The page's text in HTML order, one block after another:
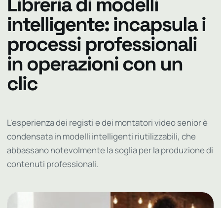
intelligente: incapsula i
processi professionali
in operazioni con un
clic
L'esperienza dei registi e dei montatori video senior è
condensata in modelli intelligenti riutilizzabili, che
abbassano notevolmente la soglia per la produzione di
contenuti professionali.